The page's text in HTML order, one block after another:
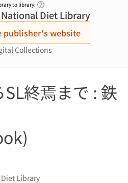
to library.
Diet Library
publisher's website
Collections
終焉まで : 鉄
Library